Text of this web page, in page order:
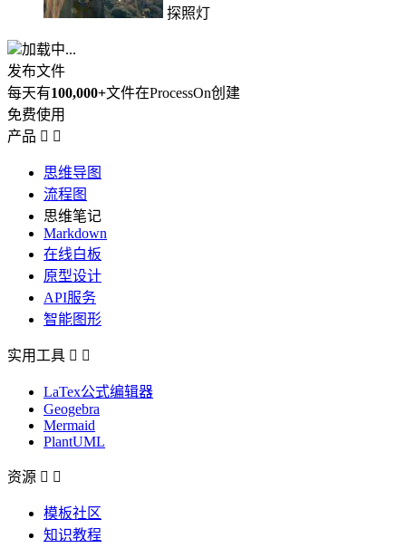
探照灯
加载中...
发布文件
每天有100,000+文件在ProcessOn创建
免费使用
产品  
思维导图
流程图
思维笔记
Markdown
在线白板
原型设计
API服务
智能图形
实用工具  
LaTex公式编辑器
Geogebra
Mermaid
PlantUML
资源  
模板社区
知识教程